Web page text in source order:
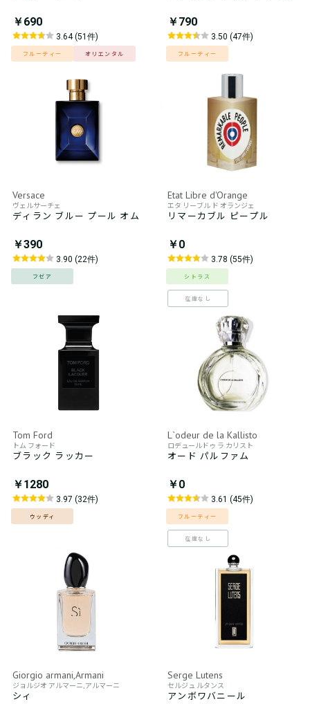
￥690
3.64 (51件)
フルーティー オリエンタル
￥790
3.50 (47件)
フルーティー
Versace
ヴェルサーチェ
ディラン ブルー プール オム
￥390
3.90 (22件)
フゼア
Etat Libre d'Orange
エタ リーブル ド オランジェ
リマーカブル ピープル
￥0
3.78 (55件)
シトラス
在庫なし
Tom Ford
トム フォード
ブラック ラッカー
￥1280
3.97 (32件)
ウッディ
L`odeur de la Kallisto
ロデュールドゥ ラ カリスト
オード パルファム
￥0
3.61 (45件)
フルーティー
在庫なし
Giorgio armani,Armani
ジョルジオ アルマーニ,アルマーニ
シィ
Serge Lutens
セルジュ ルタンス
アンボワバニール